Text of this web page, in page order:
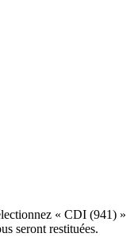
« CDI (941) »
seront restituées.